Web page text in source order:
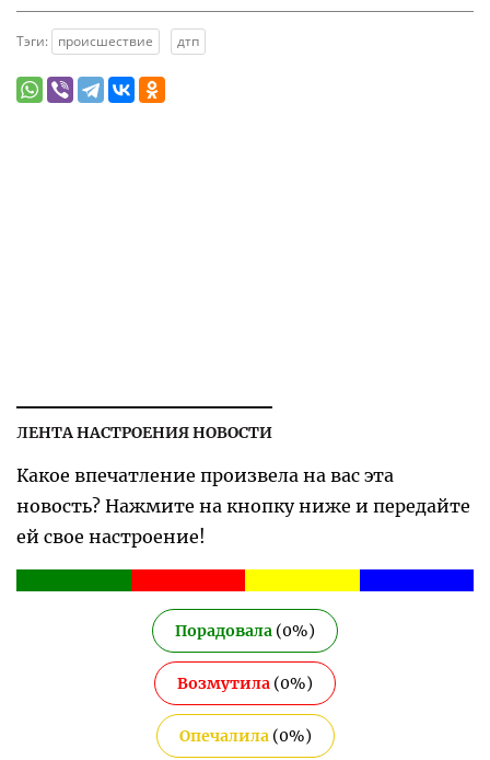
Тэги: происшествие дтп
ЛЕНТА НАСТРОЕНИЯ НОВОСТИ
Какое впечатление произвела на вас эта
новость? Нажмите на кнопку ниже и передайте
ей свое настроение!
Порадовала (0%)
Возмутила (0%)
Опечалила (0%)